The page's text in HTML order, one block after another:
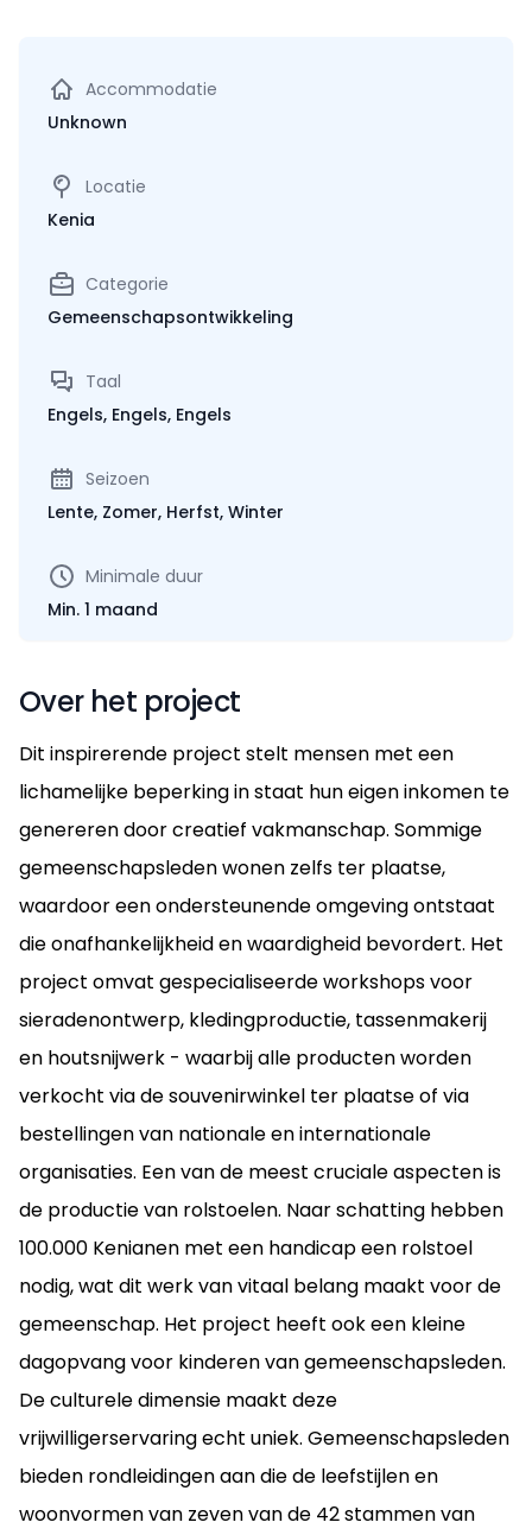
Accommodatie
Unknown
Locatie
Kenia
Categorie
Gemeenschapsontwikkeling
Taal
Engels, Engels, Engels
Seizoen
Lente, Zomer, Herfst, Winter
Minimale duur
Min. 1 maand
Over het project
Dit inspirerende project stelt mensen met een
lichamelijke beperking in staat hun eigen inkomen te
genereren door creatief vakmanschap. Sommige
gemeenschapsleden wonen zelfs ter plaatse,
waardoor een ondersteunende omgeving ontstaat
die onafhankelijkheid en waardigheid bevordert. Het
project omvat gespecialiseerde workshops voor
sieradenontwerp, kledingproductie, tassenmakerij
en houtsnijwerk - waarbij alle producten worden
verkocht via de souvenirwinkel ter plaatse of via
bestellingen van nationale en internationale
organisaties. Een van de meest cruciale aspecten is
de productie van rolstoelen. Naar schatting hebben
100.000 Kenianen met een handicap een rolstoel
nodig, wat dit werk van vitaal belang maakt voor de
gemeenschap. Het project heeft ook een kleine
dagopvang voor kinderen van gemeenschapsleden.
De culturele dimensie maakt deze
vrijwilligerservaring echt uniek. Gemeenschapsleden
bieden rondleidingen aan die de leefstijlen en
woonvormen van zeven van de 42 stammen van